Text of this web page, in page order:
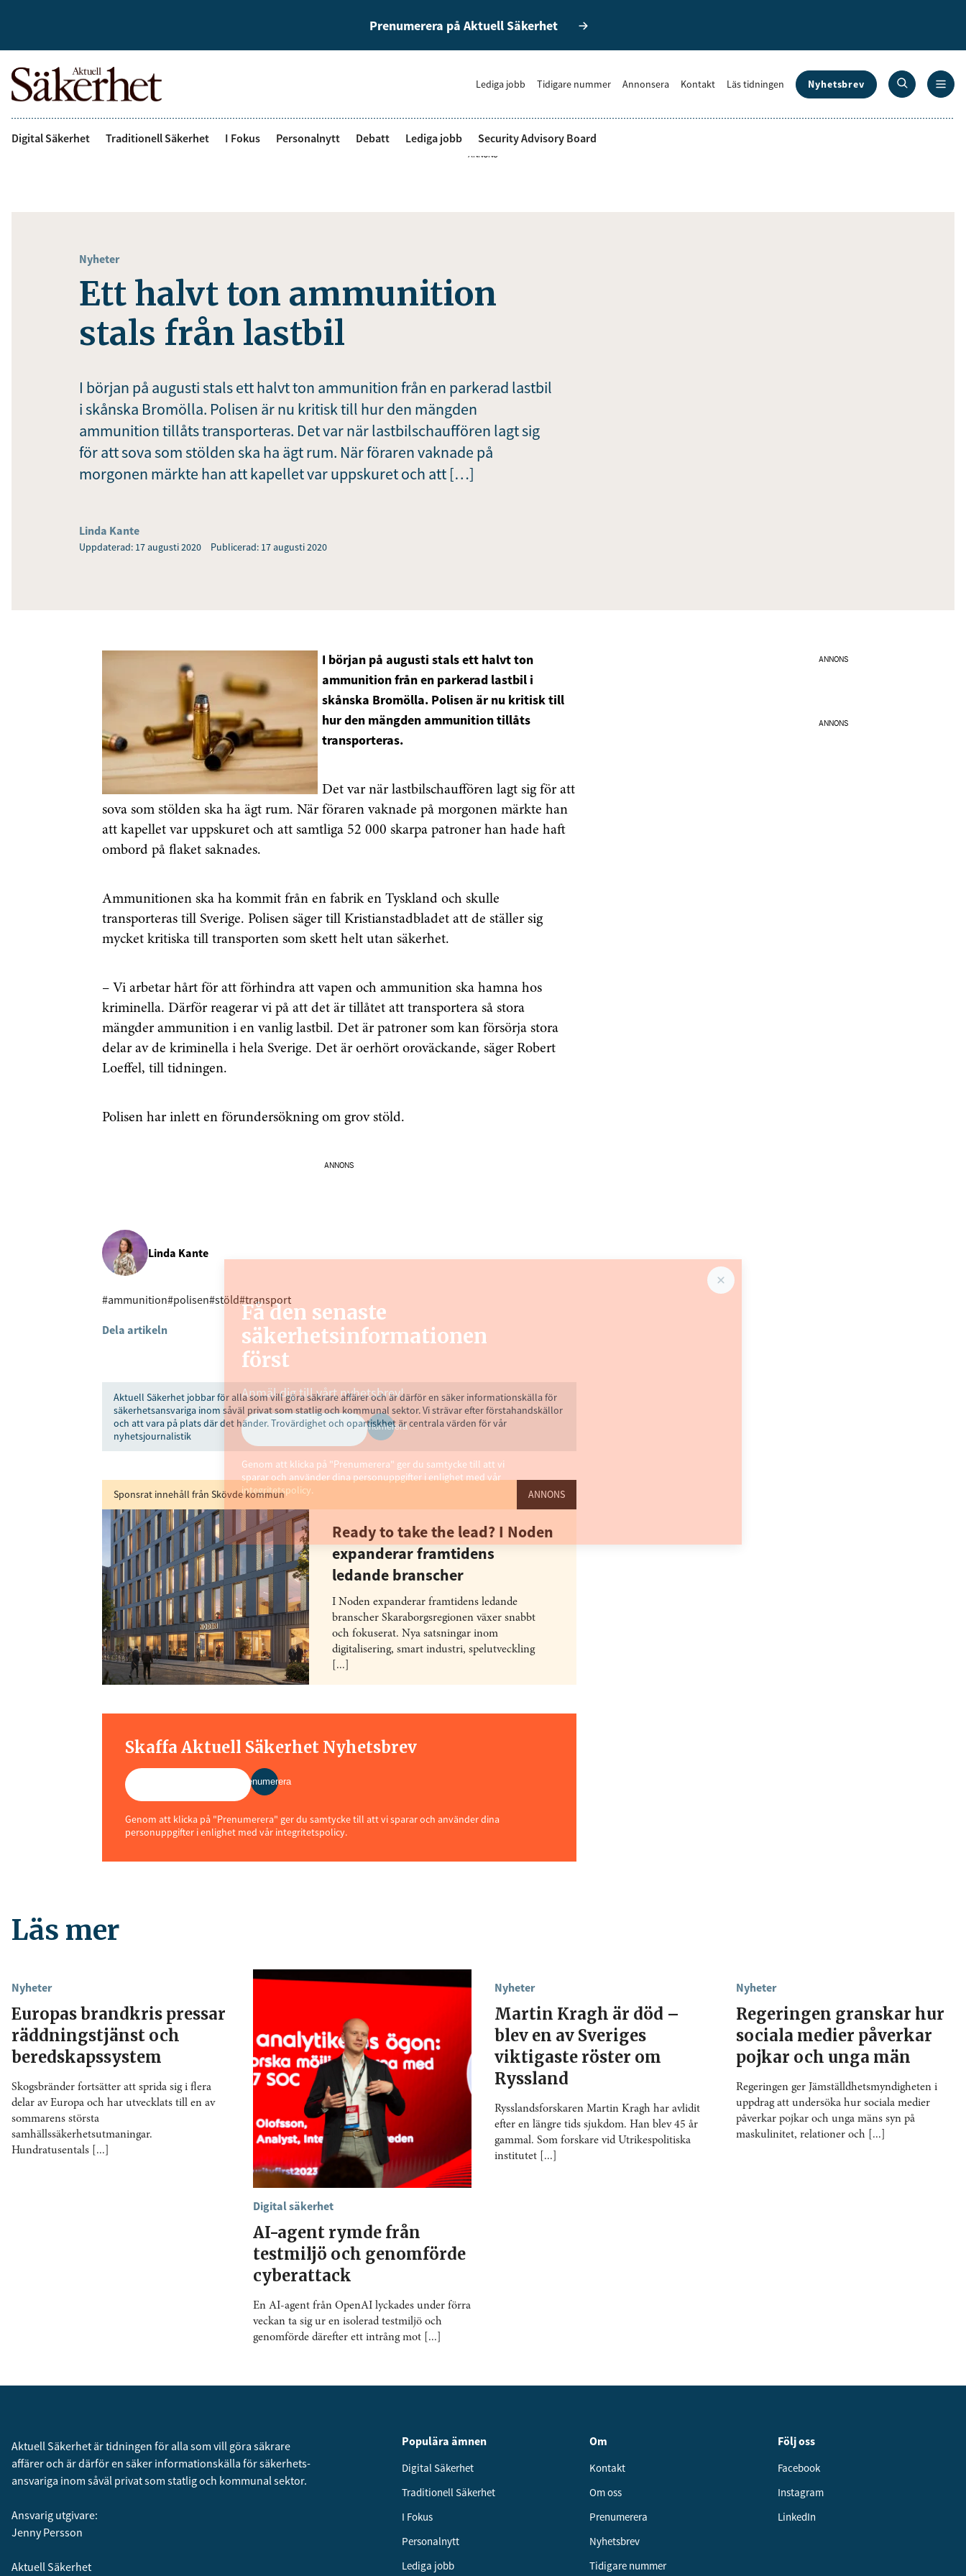
Prenumerera på Aktuell Säkerhet
Lediga jobb Tidigare nummer Annonsera Kontakt Läs tidningen Nyhetsbrev
Digital Säkerhet Traditionell Säkerhet I Fokus Personalnytt Debatt Lediga jobb Security Advisory Board
ANNONS
Nyheter
Ett halvt ton ammunition
stals från lastbil
I början på augusti stals ett halvt ton ammunition från en parkerad lastbil
i skånska Bromölla. Polisen är nu kritisk till hur den mängden
ammunition tillåts transporteras. Det var när lastbilschauffören lagt sig
för att sova som stölden ska ha ägt rum. När föraren vaknade på
morgonen märkte han att kapellet var uppskuret och att […]
Linda Kante
Uppdaterad: 17 augusti 2020 Publicerad: 17 augusti 2020
I början på augusti stals ett halvt ton
ammunition från en parkerad lastbil i
skånska Bromölla. Polisen är nu kritisk till
hur den mängden ammunition tillåts
transporteras.
Det var när lastbilschauffören lagt sig för att
sova som stölden ska ha ägt rum. När föraren vaknade på morgonen märkte han
att kapellet var uppskuret och att samtliga 52 000 skarpa patroner han hade haft
ombord på flaket saknades.
Ammunitionen ska ha kommit från en fabrik en Tyskland och skulle
transporteras till Sverige. Polisen säger till Kristianstadbladet att de ställer sig
mycket kritiska till transporten som skett helt utan säkerhet.
– Vi arbetar hårt för att förhindra att vapen och ammunition ska hamna hos
kriminella. Därför reagerar vi på att det är tillåtet att transportera så stora
mängder ammunition i en vanlig lastbil. Det är patroner som kan försörja stora
delar av de kriminella i hela Sverige. Det är oerhört oroväckande, säger Robert
Loeffel, till tidningen.
Polisen har inlett en förundersökning om grov stöld.
ANNONS
Linda Kante
#ammunition#polisen#stöld#transport
Dela artikeln
Aktuell Säkerhet jobbar för alla som vill göra säkrare affärer och är därför en säker informationskälla för
säkerhetsansvariga inom såväl privat som statlig och kommunal sektor. Vi strävar efter förstahandskällor
och att vara på plats där det händer. Trovärdighet och opartiskhet är centrala värden för vår
nyhetsjournalistik
Sponsrat innehåll från Skövde kommun ANNONS
Ready to take the lead? I Noden
expanderar framtidens
ledande branscher
I Noden expanderar framtidens ledande
branscher Skaraborgsregionen växer snabbt
och fokuserat. Nya satsningar inom
digitalisering, smart industri, spelutveckling
[...]
Skaffa Aktuell Säkerhet Nyhetsbrev
Prenumerera
Genom att klicka på "Prenumerera" ger du samtycke till att vi sparar och använder dina
personuppgifter i enlighet med vår integritetspolicy.
ANNONS
ANNONS
Läs mer
Nyheter
Europas brandkris pressar
räddningstjänst och
beredskapssystem
Skogsbränder fortsätter att sprida sig i flera
delar av Europa och har utvecklats till en av
sommarens största
samhällssäkerhetsutmaningar.
Hundratusentals [...]
Digital säkerhet
AI-agent rymde från
testmiljö och genomförde
cyberattack
En AI-agent från OpenAI lyckades under förra
veckan ta sig ur en isolerad testmiljö och
genomförde därefter ett intrång mot [...]
Nyheter
Martin Kragh är död –
blev en av Sveriges
viktigaste röster om
Ryssland
Rysslandsforskaren Martin Kragh har avlidit
efter en längre tids sjukdom. Han blev 45 år
gammal. Som forskare vid Utrikespolitiska
institutet [...]
Nyheter
Regeringen granskar hur
sociala medier påverkar
pojkar och unga män
Regeringen ger Jämställdhetsmyndigheten i
uppdrag att undersöka hur sociala medier
påverkar pojkar och unga mäns syn på
maskulinitet, relationer och [...]
Aktuell Säkerhet är tidningen för alla som vill göra säkrare
affärer och är därför en säker informationskälla för säkerhets­
ansvariga inom såväl privat som statlig och kommunal sektor.
Ansvarig utgivare:
Jenny Persson
Aktuell Säkerhet
Populära ämnen
Digital Säkerhet
Traditionell Säkerhet
I Fokus
Personalnytt
Lediga jobb
Om
Kontakt
Om oss
Prenumerera
Nyhetsbrev
Tidigare nummer
Följ oss
Facebook
Instagram
LinkedIn
Få den senaste
säkerhetsinformationen
först
Anmäl dig till vårt nyhetsbrev!
Prenumerera
Genom att klicka på "Prenumerera" ger du samtycke till att vi
sparar och använder dina personuppgifter i enlighet med vår
integritetspolicy.